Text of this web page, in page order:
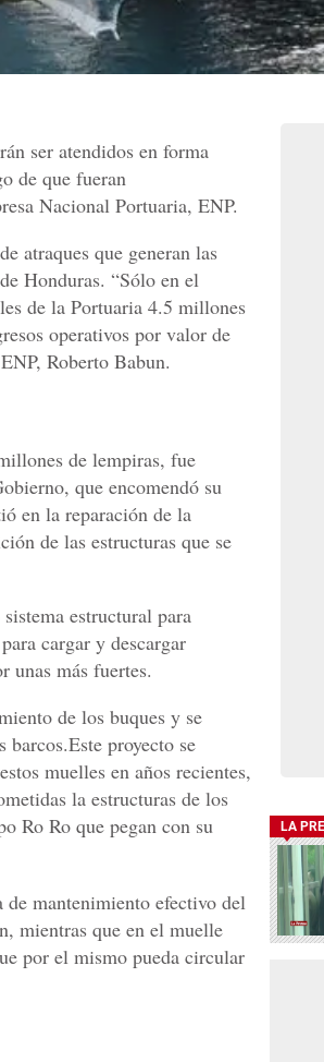
ser atendidos en forma
de que fueran
Nacional Portuaria, ENP.
atraques que generan las
Honduras. “Sólo en el
de la Portuaria 4.5 millones
operativos por valor de
Roberto Babun.
de lempiras, fue
que encomendó su
en la reparación de la
de las estructuras que se
estructural para
cargar y descargar
unas más fuertes.
de los buques y se
proyecto se
muelles en años recientes,
la estructuras de los
Ro Ro que pegan con su
mantenimiento efectivo del
mientras que en el muelle
por el mismo pueda circular
LA